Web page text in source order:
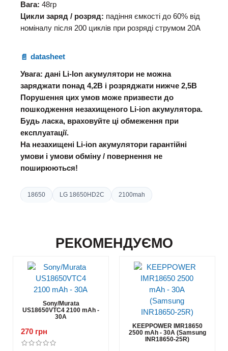
Вага: 48гр
Цикли заряд / розряд: падіння ємкості до 60% від
номіналу після 200 циклів при розряді струмом 20А
datasheet
Увага: дані Li-Ion акумулятори не можна
заряджати понад 4,2В і розряджати нижче 2,5В
Порушення цих умов може призвести до
пошкодження незахищеного Li-ion акумулятора.
Будь ласка, враховуйте ці обмеження при
експлуатації.
На незахищені Li-ion акумулятори гарантійні
умови і умови обміну / повернення не
поширюються!
18650 LG 18650HD2C 2100mah
РЕКОМЕНДУЄМО
Sony/Murata
US18650VTC4 2100 mAh -
30А
270 грн
KEEPPOWER IMR18650
2500 mAh - 30А (Samsung
INR18650-25R)